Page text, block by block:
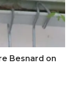
Besnard on